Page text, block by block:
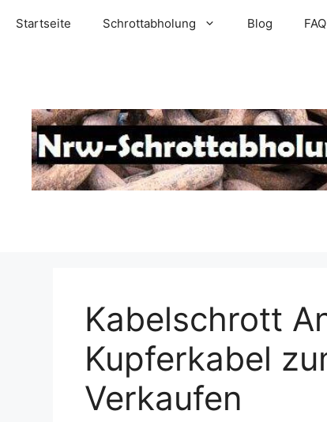
InhaltStartseite Schrottabholung Blog
Kabelschrott
Kupferkabel
Verkaufen